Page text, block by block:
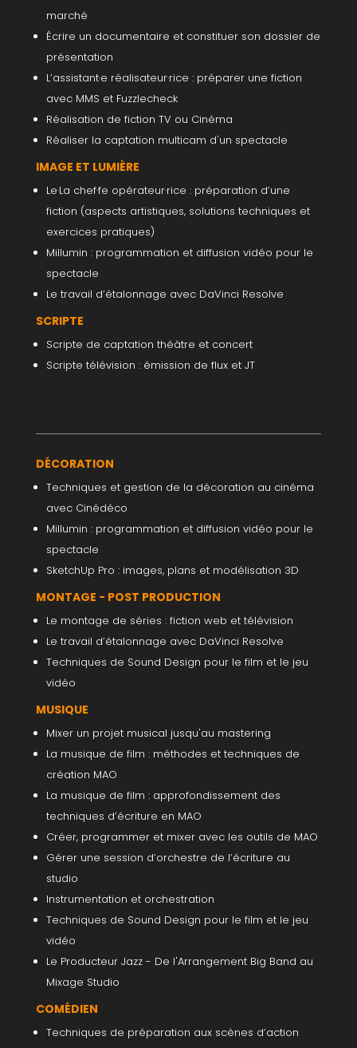
marché
Écrire un documentaire et constituer son dossier de
présentation
L’assistant·e réalisateur·rice : préparer une fiction
avec MMS et Fuzzlecheck
Réalisation de fiction TV ou Cinéma
Réaliser la captation multicam d'un spectacle
IMAGE ET LUMIÈRE
Le·La chef·fe opérateur·rice : préparation d’une
fiction (aspects artistiques, solutions techniques et
exercices pratiques)
Millumin : programmation et diffusion vidéo pour le
spectacle
Le travail d’étalonnage avec DaVinci Resolve
SCRIPTE
Scripte de captation théâtre et concert
Scripte télévision : émission de flux et JT
DÉCORATION
Techniques et gestion de la décoration au cinéma
avec Cinédéco
Millumin : programmation et diffusion vidéo pour le
spectacle
SketchUp Pro : images, plans et modélisation 3D
MONTAGE - POST PRODUCTION
Le montage de séries : fiction web et télévision
Le travail d’étalonnage avec DaVinci Resolve
Techniques de Sound Design pour le film et le jeu
vidéo
MUSIQUE
Mixer un projet musical jusqu'au mastering
La musique de film : méthodes et techniques de
création MAO
La musique de film : approfondissement des
techniques d’écriture en MAO
Créer, programmer et mixer avec les outils de MAO
Gérer une session d’orchestre de l’écriture au
studio
Instrumentation et orchestration
Techniques de Sound Design pour le film et le jeu
vidéo
Le Producteur Jazz - De l'Arrangement Big Band au
Mixage Studio
COMÉDIEN
Techniques de préparation aux scènes d’action